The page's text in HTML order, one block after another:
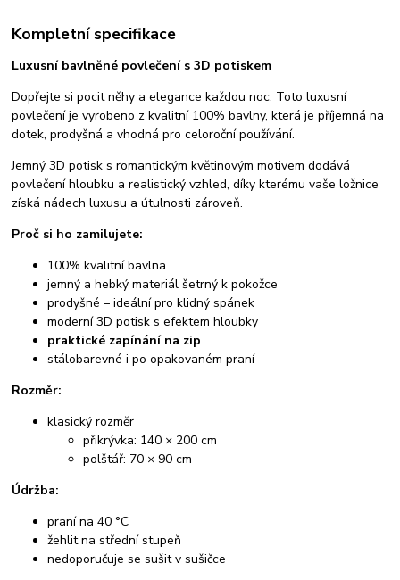
Kompletní specifikace
Luxusní bavlněné povlečení s 3D potiskem
Dopřejte si pocit něhy a elegance každou noc. Toto luxusní
povlečení je vyrobeno z kvalitní 100% bavlny, která je příjemná na
dotek, prodyšná a vhodná pro celoroční používání.
Jemný 3D potisk s romantickým květinovým motivem dodává
povlečení hloubku a realistický vzhled, díky kterému vaše ložnice
získá nádech luxusu a útulnosti zároveň.
Proč si ho zamilujete:
100% kvalitní bavlna
jemný a hebký materiál šetrný k pokožce
prodyšné – ideální pro klidný spánek
moderní 3D potisk s efektem hloubky
praktické zapínání na zip
stálobarevné i po opakovaném praní
Rozměr:
klasický rozměr
přikrývka: 140 × 200 cm
polštář: 70 × 90 cm
Údržba:
praní na 40 °C
žehlit na střední stupeň
nedoporučuje se sušit v sušičce